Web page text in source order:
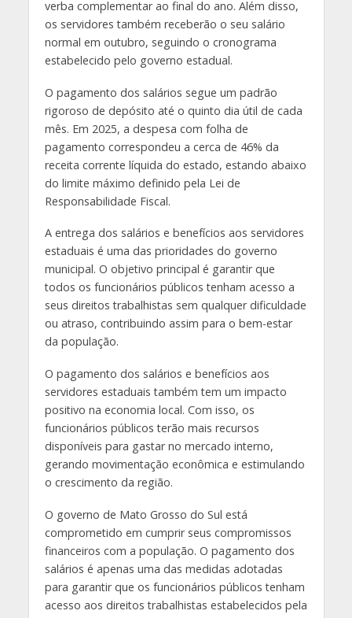
verba complementar ao final do ano. Além disso,
os servidores também receberão o seu salário
normal em outubro, seguindo o cronograma
estabelecido pelo governo estadual.
O pagamento dos salários segue um padrão
rigoroso de depósito até o quinto dia útil de cada
mês. Em 2025, a despesa com folha de
pagamento correspondeu a cerca de 46% da
receita corrente líquida do estado, estando abaixo
do limite máximo definido pela Lei de
Responsabilidade Fiscal.
A entrega dos salários e benefícios aos servidores
estaduais é uma das prioridades do governo
municipal. O objetivo principal é garantir que
todos os funcionários públicos tenham acesso a
seus direitos trabalhistas sem qualquer dificuldade
ou atraso, contribuindo assim para o bem-estar
da população.
O pagamento dos salários e benefícios aos
servidores estaduais também tem um impacto
positivo na economia local. Com isso, os
funcionários públicos terão mais recursos
disponíveis para gastar no mercado interno,
gerando movimentação econômica e estimulando
o crescimento da região.
O governo de Mato Grosso do Sul está
comprometido em cumprir seus compromissos
financeiros com a população. O pagamento dos
salários é apenas uma das medidas adotadas
para garantir que os funcionários públicos tenham
acesso aos direitos trabalhistas estabelecidos pela